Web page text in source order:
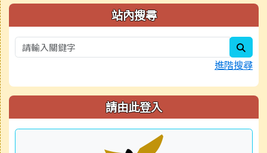
右邊區域內容 站內搜尋
進階搜尋
請由此登入